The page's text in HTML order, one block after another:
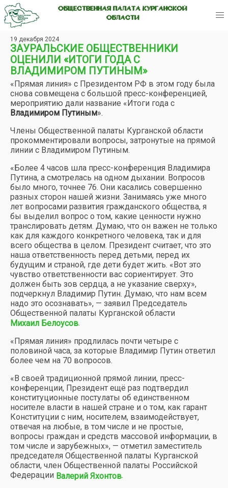
ОБЩЕСТВЕННАЯ ПАЛАТА КУРГАНСКОЙ
ОБЛАСТИ
19 декабря 2024
ЗАУРАЛЬСКИЕ ОБЩЕСТВЕННИКИ
ОЦЕНИЛИ «ИТОГИ ГОДА С
ВЛАДИМИРОМ ПУТИНЫМ»
«Прямая линия» с Президентом РФ в этом году была
снова совмещена с большой пресс-конференцией,
мероприятию дали название «Итоги года с
Владимиром Путиным».
Члены Общественной палаты Курганской области
прокомментировали вопросы, затронутые на прямой
линии с Владимиром Путиным.
«Более 4 часов шла пресс-конференция Владимира
Путина, а смотрелась на одном дыхании. Вопросов
было много, точнее 76. Они касались совершенно
разных сторон нашей жизни. Занимаясь уже много
лет вопросами развития гражданского общества, я
бы выделил вопрос о том, какие ценности нужно
транслировать детям. Думаю, что он важен не только
как для каждого конкретного человека, так и для
всего общества в целом. Президент считает, что это
наша ответственность перед детьми, перед их
будущим и страной, где дети будет жить. «Вот это
чувство ответственности вас сориентирует. Это
должен быть зов сердца, а не указание сверху»,
подчеркнул Владимир Путин. Думаю, что нам всем
надо это осознавать», — заявил Председатель
Общественной палаты Курганской области
Михаил Белоусов.
«Прямая линия» продлилась почти четыре с
половиной часа, за которые Владимир Путин ответил
более чем на 70 вопросов.
«В своей традиционной прямой линии, пресс-
конференции, Президент ещё раз подтвердил
конституционные постулаты об единственном
носителе власти в нашей стране и о том, как гарант
Конституции с ним, носителем, взаимодействует,
отвечая на любые, в том числе и не простые,
вопросы граждан и средств массовой информации, в
том числе и зарубежных», — отметил заместитель
председателя Общественной палаты Курганской
области, член Общественной палаты Российской
Федерации Валерий Яхонтов.